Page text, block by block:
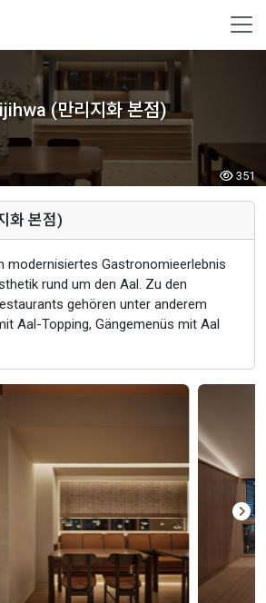
(만리지화 본점)
351
화 본점)
modernisiertes Gastronomieerlebnis
rund um den Aal. Zu den
gehören unter anderem
Aal-Topping, Gängemenüs mit Aal